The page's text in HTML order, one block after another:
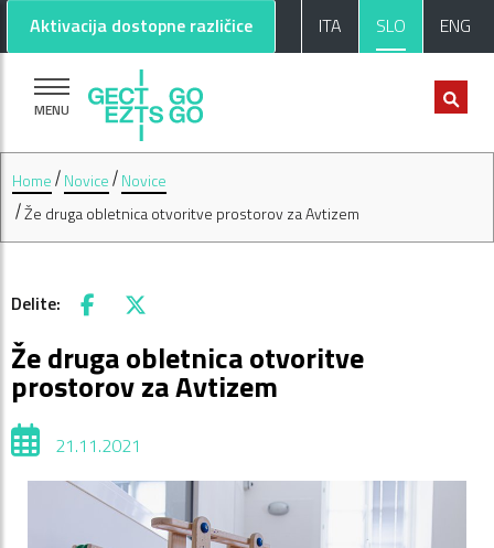
Pojdi na glavno vsebino
Pojdi na nogo strani
Aktivacija dostopne različice ITA SLO ENG
MENU
Home Novice
Novice
Že druga obletnica otvoritve prostorov za Avtizem
Delite: Facebook
X
Že druga obletnica otvoritve
prostorov za Avtizem
21.11.2021